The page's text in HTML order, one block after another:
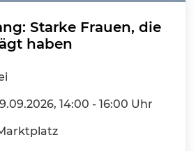
Starke Frauen, die
haben
14:00 - 16:00 Uhr